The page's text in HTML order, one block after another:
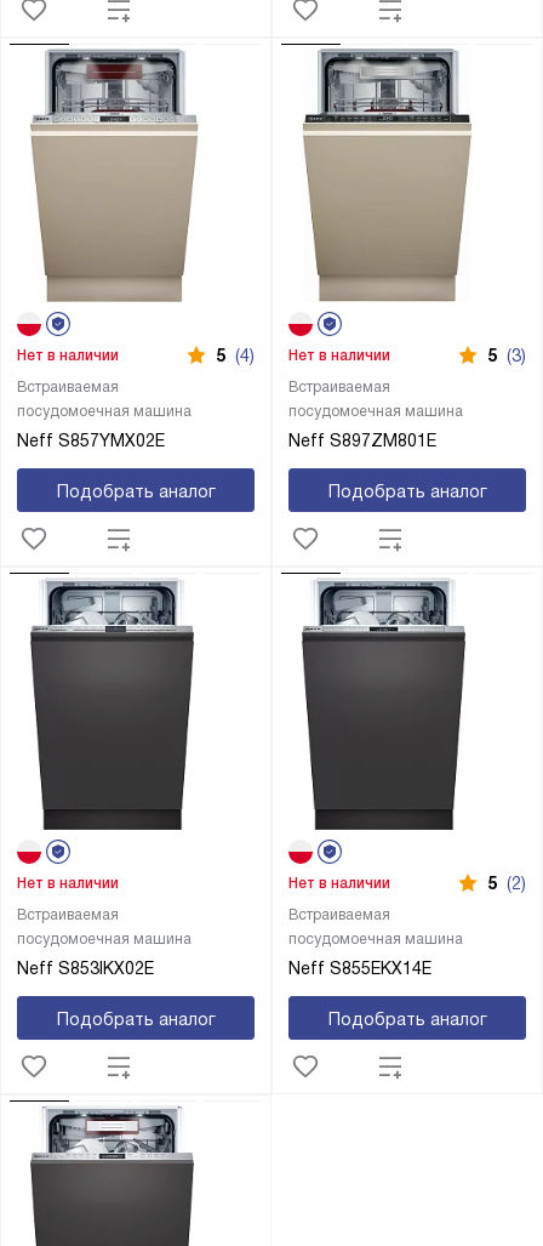
Встраиваемая
посудомоечная машина
Neff S857YMX02E
Нет в наличии 5 (4)
Подобрать аналог
Встраиваемая
посудомоечная машина
Neff S897ZM801E
Нет в наличии 5 (3)
Подобрать аналог
Встраиваемая
посудомоечная машина
Neff S853IKX02E
Нет в наличии
Подобрать аналог
Встраиваемая
посудомоечная машина
Neff S855EKX14E
Нет в наличии 5 (2)
Подобрать аналог